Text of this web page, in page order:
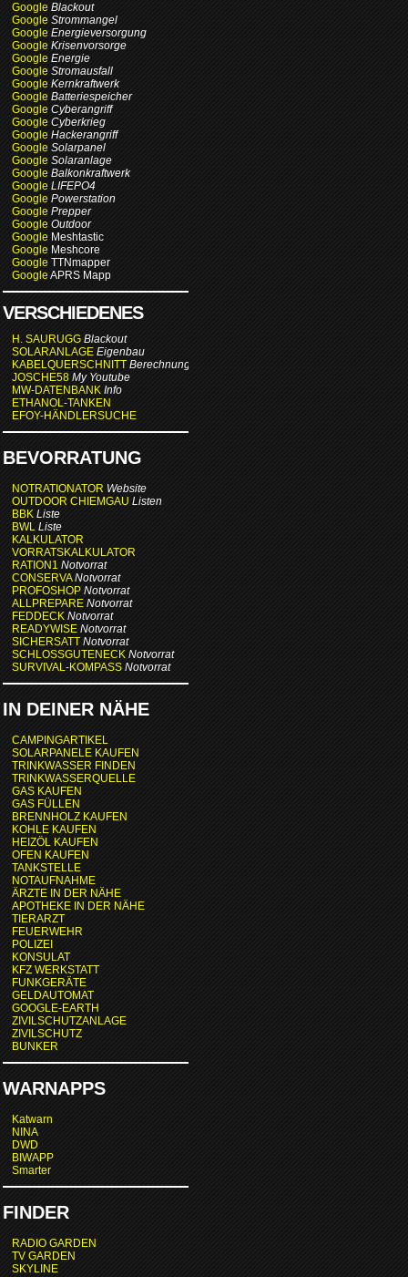
Google Blackout
Google Strommangel
Google Energieversorgung
Google Krisenvorsorge
Google Energie
Google Stromausfall
Google Kernkraftwerk
Google Batteriespeicher
Google Cyberangriff
Google Cyberkrieg
Google Hackerangriff
Google Solarpanel
Google Solaranlage
Google Balkonkraftwerk
Google LIFEPO4
Google Powerstation
Google Prepper
Google Outdoor
Google Meshtastic
Google Meshcore
Google TTNmapper
Google APRS Mapp
VERSCHIEDENES
H. SAURUGG Blackout
SOLARANLAGE Eigenbau
KABELQUERSCHNITT Berechnung
JOSCHE58 My Youtube
MW-DATENBANK Info
ETHANOL-TANKEN
EFOY-HÄNDLERSUCHE
BEVORRATUNG
NOTRATIONATOR Website
OUTDOOR CHIEMGAU Listen
BBK Liste
BWL Liste
KALKULATOR
VORRATSKALKULATOR
RATION1 Notvorrat
CONSERVA Notvorrat
PROFOSHOP Notvorrat
ALLPREPARE Notvorrat
FEDDECK Notvorrat
READYWISE Notvorrat
SICHERSATT Notvorrat
SCHLOSSGUTENECK Notvorrat
SURVIVAL-KOMPASS Notvorrat
IN DEINER NÄHE
CAMPINGARTIKEL
SOLARPANELE KAUFEN
TRINKWASSER FINDEN
TRINKWASSERQUELLE
GAS KAUFEN
GAS FÜLLEN
BRENNHOLZ KAUFEN
KOHLE KAUFEN
HEIZÖL KAUFEN
OFEN KAUFEN
TANKSTELLE
NOTAUFNAHME
ÄRZTE IN DER NÄHE
APOTHEKE IN DER NÄHE
TIERARZT
FEUERWEHR
POLIZEI
KONSULAT
KFZ WERKSTATT
FUNKGERÄTE
GELDAUTOMAT
GOOGLE-EARTH
ZIVILSCHUTZANLAGE
ZIVILSCHUTZ
BUNKER
WARNAPPS
Katwarn
NINA
DWD
BIWAPP
Smarter
FINDER
RADIO GARDEN
TV GARDEN
SKYLINE